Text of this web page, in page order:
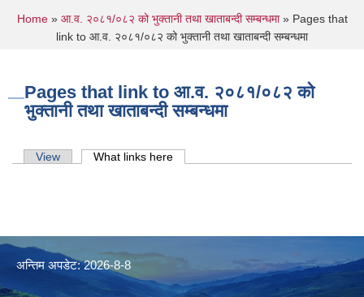
You are here
Home» आ.व. २०८१/०८२ को भुक्तानी तथा खाताबन्दी सम्बन्धमा» Pages that
link to आ.व. २०८१/०८२ को भुक्तानी तथा खाताबन्दी सम्बन्धमा
Pages that link to आ.व. २०८१/०८२ को
भुक्तानी तथा खाताबन्दी सम्बन्धमा
Primary tabs
View What links here
अन्तिम अपडेट: 2026-8-8